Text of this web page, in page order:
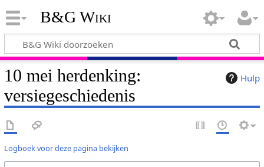
B&G Wiki
Hulp
10 mei herdenking:
versiegeschiedenis
Logboek voor deze pagina bekijken